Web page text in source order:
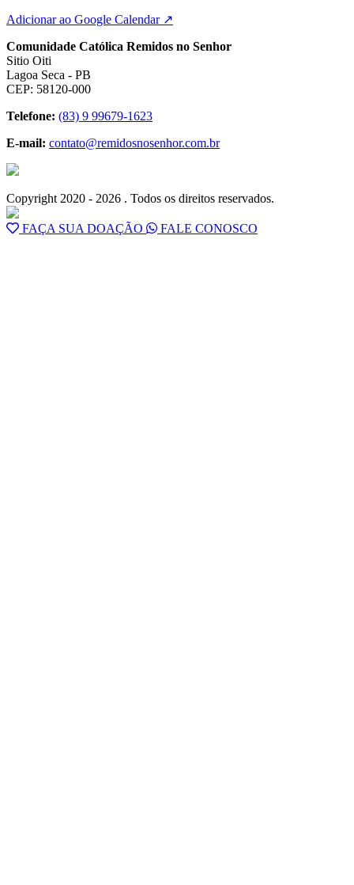
Adicionar ao Google Calendar ↗
Comunidade Católica Remidos no Senhor
Sitio Oiti
Lagoa Seca - PB
CEP: 58120-000
Telefone: (83) 9 99679-1623
E-mail: contato@remidosnosenhor.com.br
Copyright 2020 - 2026 . Todos os direitos reservados.
FAÇA SUA DOAÇÃO FALE CONOSCO